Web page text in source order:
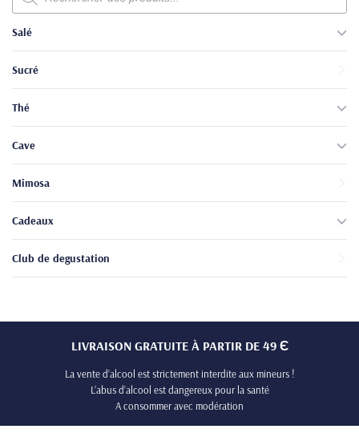
produits
Salé
Sucré
Thé
Cave
Mimosa
Cadeaux
Club de degustation
LIVRAISON GRATUITE À PARTIR DE 49 Є
La vente d’alcool est strictement interdite aux mineurs !
L’abus d’alcool est dangereux pour la santé
A consommer avec modération